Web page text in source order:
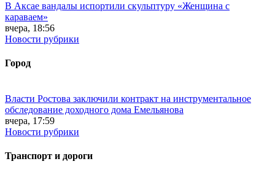
В Аксае вандалы испортили скульптуру «Женщина с
караваем»
вчера, 18:56
Новости рубрики
Город
Власти Ростова заключили контракт на инструментальное
обследование доходного дома Емельянова
вчера, 17:59
Новости рубрики
Транспорт и дороги